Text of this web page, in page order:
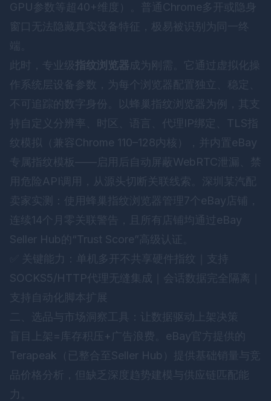
GPU参数等超40+维度）。普通Chrome多开或隐身
窗口无法隐藏真实设备特征，极易被识别为同一终
端。
此时，专业级指纹浏览器成为刚需。它通过虚拟化操
作系统层设备参数，为每个浏览器配置独立、稳定、
不可追踪的数字身份。以 蜂巢指纹浏览器 为例，其支
持自定义分辨率、时区、语言、代理IP绑定、TLS指
纹模拟（兼容Chrome 110–128内核），并内置eBay
专属指纹模板——启用后自动屏蔽WebRTC泄漏、禁
用危险API调用，从源头切断关联线索。深圳某汽配
卖家实测：使用
蜂巢指纹浏览器 管理7个eBay店铺，
连续14个月零关联警告，且所有店铺均通过eBay
Seller Hub的“Trust Score”高级认证。
✅ 关键能力：单机多开不共享硬件指纹｜支持
SOCKS5/HTTP代理无缝集成｜会话数据完全隔离｜
支持自动化脚本扩展
二、选品与市场洞察工具：让数据驱动上架决策
盲目上架=库存积压+广告浪费。eBay官方提供的
Terapeak（已整合至Seller Hub）提供基础销量与竞
品价格分析，但缺乏深度趋势建模与供应链匹配能
力。